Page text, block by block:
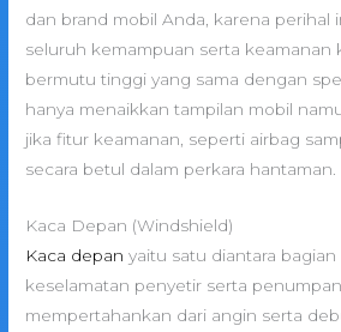
dan brand mobil Anda, karena perihal
seluruh kemampuan serta keamanan
bermutu tinggi yang sama dengan
hanya menaikkan tampilan mobil
jika fitur keamanan, seperti airbag
secara betul dalam perkara hantaman.
Kaca Depan (Windshield)
Kaca depan yaitu satu diantara
keselamatan penyetir serta
mempertahankan dari angin serta